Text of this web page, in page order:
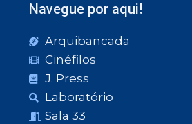
Navegue por aqui!
Arquibancada
Cinéfilos
J. Press
Laboratório
Sala 33